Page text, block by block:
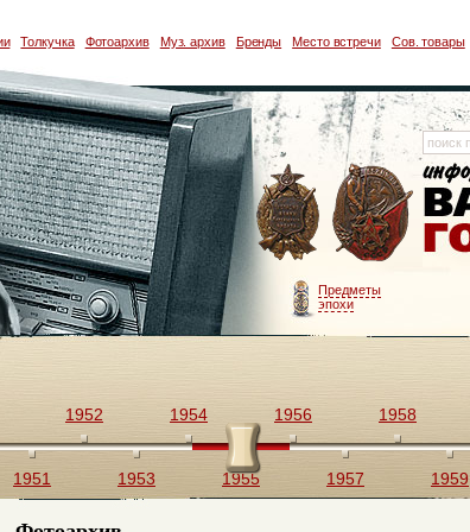
Толкучка Фотоархив Муз. архив Бренды Место встречи Сов. товары
Предметы
эпохи
1951
1952
1953
1954
1955
1956
1957
1958
1959